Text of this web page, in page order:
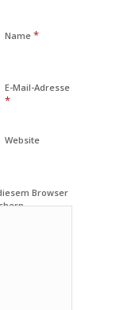
Name *
E-Mail-Adresse
*
Website
Browser